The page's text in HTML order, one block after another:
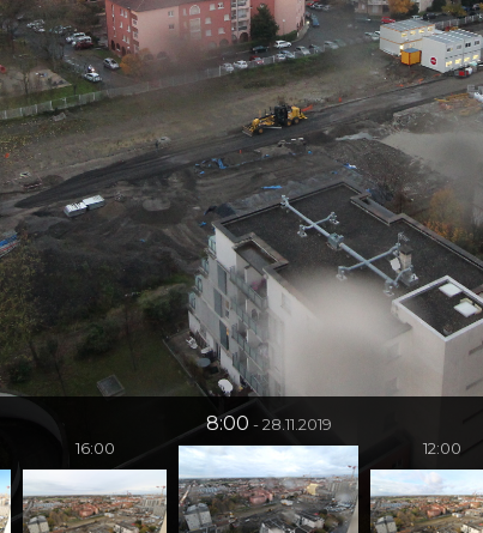
12:00
28.11.2019
8:00
16:00